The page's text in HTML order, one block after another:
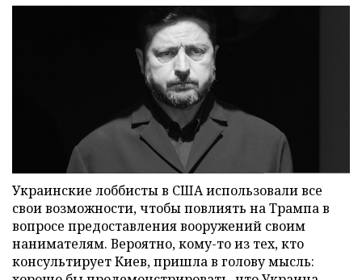
Украинские лоббисты в США использовали все
свои возможности, чтобы повлиять на Трампа в
вопросе предоставления вооружений своим
нанимателям. Вероятно, кому-то из тех, кто
консультирует Киев, пришла в голову мысль: